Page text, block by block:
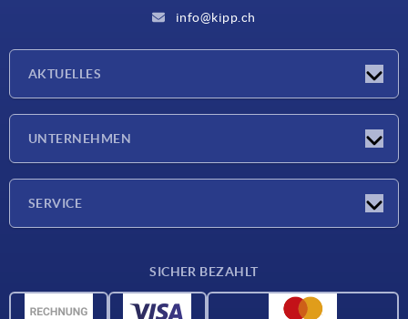
info@kipp.ch
AKTUELLES
UNTERNEHMEN
SERVICE
CAD-Daten
SICHER BEZAHLT